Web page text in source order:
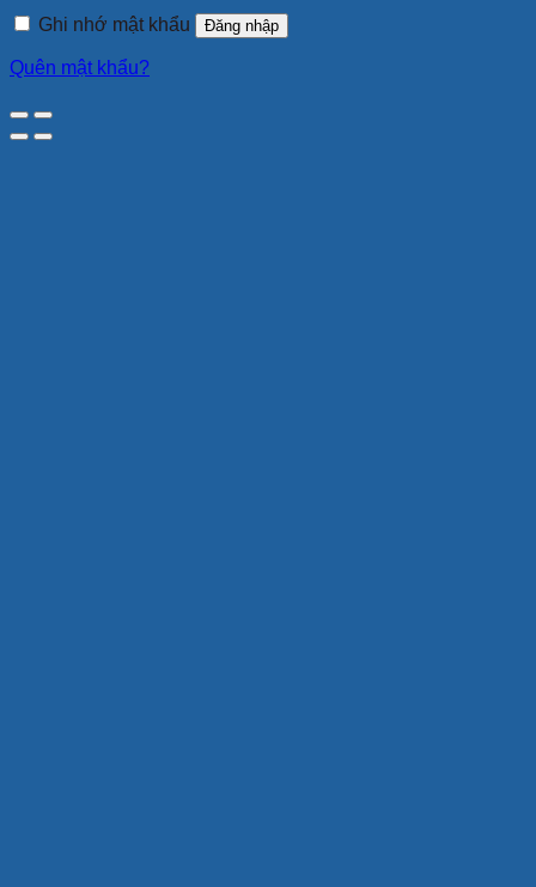
Ghi nhớ mật khẩu
Đăng nhập
Quên mật khẩu?